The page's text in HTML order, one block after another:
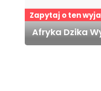
Zapytaj o ten
Afryka Dzika